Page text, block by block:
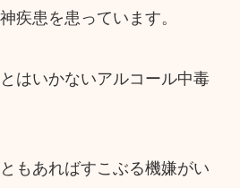
疾患を患っています。
はいかないアルコール中毒
もあればすこぶる機嫌がい